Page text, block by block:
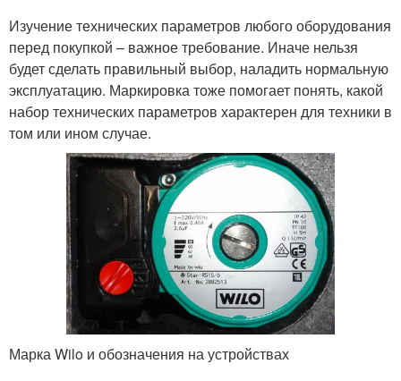
Изучение технических параметров любого оборудования
перед покупкой – важное требование. Иначе нельзя
будет сделать правильный выбор, наладить нормальную
эксплуатацию. Маркировка тоже помогает понять, какой
набор технических параметров характерен для техники в
том или ином случае.
Марка Wilo и обозначения на устройствах